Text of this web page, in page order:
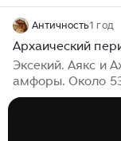
Античность1 год
Архаический
Эксекий. Аякс и
амфоры. Около
архаический